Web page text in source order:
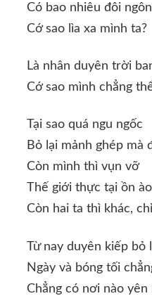
Có bao nhiêu đôi
Cớ sao lìa xa mình ta?
Là nhân duyên trời
Cớ sao mình chẳng
Tại sao quá ngu ngốc
Bỏ lại mảnh ghép mà
Còn mình thì vụn vỡ
Thế giới thực tại ồn
Còn hai ta thì khác,
Từ nay duyên kiếp bỏ
Ngày và bóng tối
Chẳng có nơi nào